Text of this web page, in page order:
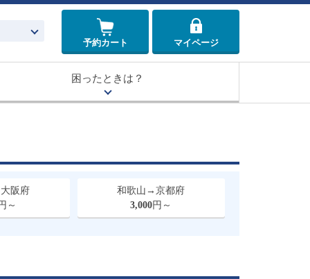
予約カート
マイページ
困ったときは？
阪府
～
和歌山→京都府
3,000円～